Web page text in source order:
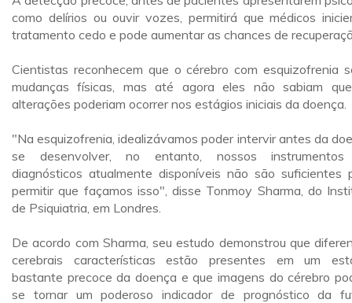
como delírios ou ouvir vozes, permitirá que médicos
tratamento cedo e pode aumentar as chances de
Cientistas reconhecem que o cérebro com esquizofrenia
mudanças físicas, mas até agora eles não sabiam
alterações poderiam ocorrer nos estágios iniciais da doença.
"Na esquizofrenia, idealizávamos poder intervir antes da
se desenvolver, no entanto, nossos
diagnósticos atualmente disponíveis não são suficientes
permitir que façamos isso", disse Tonmoy Sharma, do
de Psiquiatria, em Londres.
De acordo com Sharma, seu estudo demonstrou que
cerebrais características estão presentes em um
bastante precoce da doença e que imagens do cérebro
se tornar um poderoso indicador de prognóstico da